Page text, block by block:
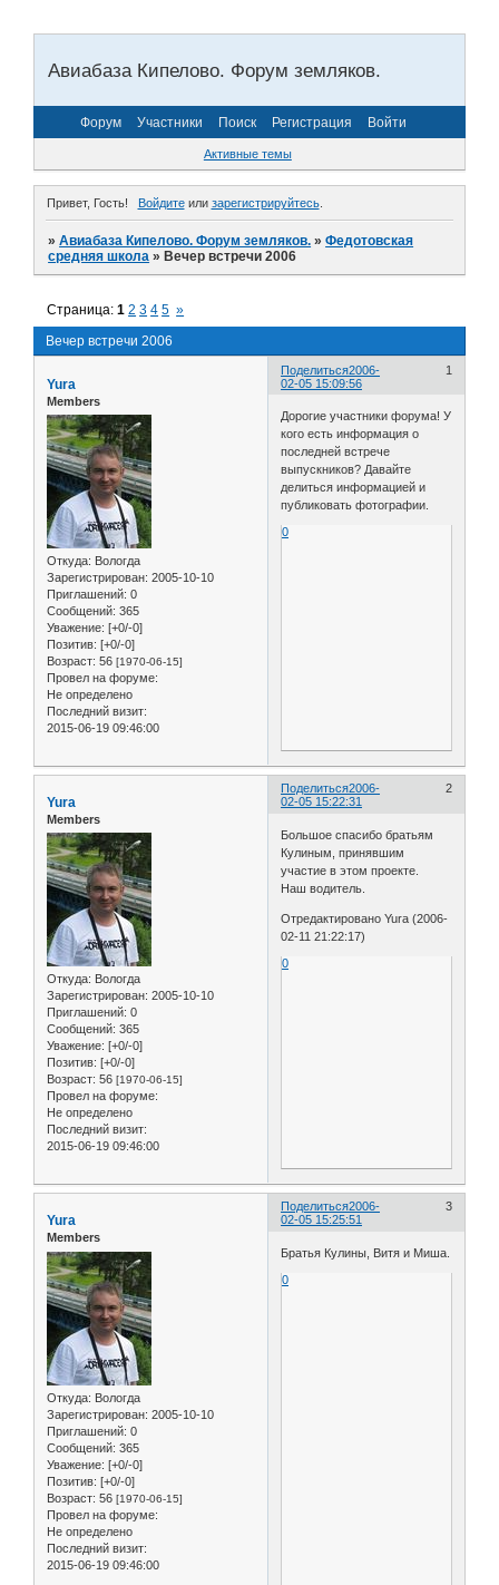
Авиабаза Кипелово. Форум земляков.
Форум Участники Поиск Регистрация Войти
Активные темы
Привет, Гость! Войдитеили зарегистрируйтесь.
»Авиабаза Кипелово. Форум земляков. »Федотовская
средняя школа »Вечер встречи 2006
Вечер встречи 2006
Страница:1 2 3 4 5 »
Поделиться 1
2006-
02-05 15:09:56
Yura
Members
Откуда: Вологда
Зарегистрирован: 2005-10-10
Приглашений: 0
Сообщений: 365
Уважение: [+0/-0]
Позитив: [+0/-0]
Возраст: 56 [1970-06-15]
Провел на форуме:
Не определено
Последний визит:
2015-06-19 09:46:00
Дорогие участники форума! У
кого есть информация о
последней встрече
выпускников? Давайте
делиться информацией и
публиковать фотографии.
0
Поделиться 2
2006-
02-05 15:22:31
Yura
Members
Откуда: Вологда
Зарегистрирован: 2005-10-10
Приглашений: 0
Сообщений: 365
Уважение: [+0/-0]
Позитив: [+0/-0]
Возраст: 56 [1970-06-15]
Провел на форуме:
Не определено
Последний визит:
2015-06-19 09:46:00
Большое спасибо братьям
Кулиным, принявшим
участие в этом проекте.
Наш водитель.
Отредактировано Yura (2006-
02-11 21:22:17)
0
Поделиться 3
2006-
02-05 15:25:51
Yura
Members
Откуда: Вологда
Зарегистрирован: 2005-10-10
Приглашений: 0
Сообщений: 365
Уважение: [+0/-0]
Позитив: [+0/-0]
Возраст: 56 [1970-06-15]
Провел на форуме:
Не определено
Последний визит:
2015-06-19 09:46:00
Братья Кулины, Витя и Миша.
0